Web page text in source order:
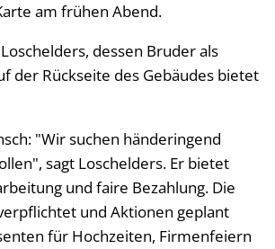
am frühen Abend.
dessen Bruder als
der Rückseite des Gebäudes bietet
"Wir suchen händeringend
sagt Loschelders. Er bietet
und faire Bezahlung. Die
und Aktionen geplant
für Hochzeiten, Firmenfeiern